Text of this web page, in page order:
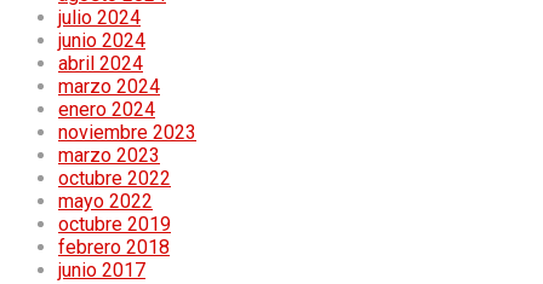
julio 2024
junio 2024
abril 2024
marzo 2024
enero 2024
noviembre 2023
marzo 2023
octubre 2022
mayo 2022
octubre 2019
febrero 2018
junio 2017